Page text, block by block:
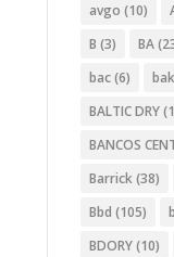
avgo (10)
B (3) BA
bac(6) bak
BALTIC DRY
BANCOS
Barrick(38)
Bbd (105)
BDORY(10)